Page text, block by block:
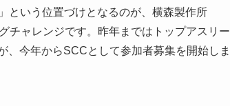
という位置づけとなるのが、横森製作所
チャレンジです。昨年まではトップアスリー
、今年からSCCとして参加者募集を開始しま